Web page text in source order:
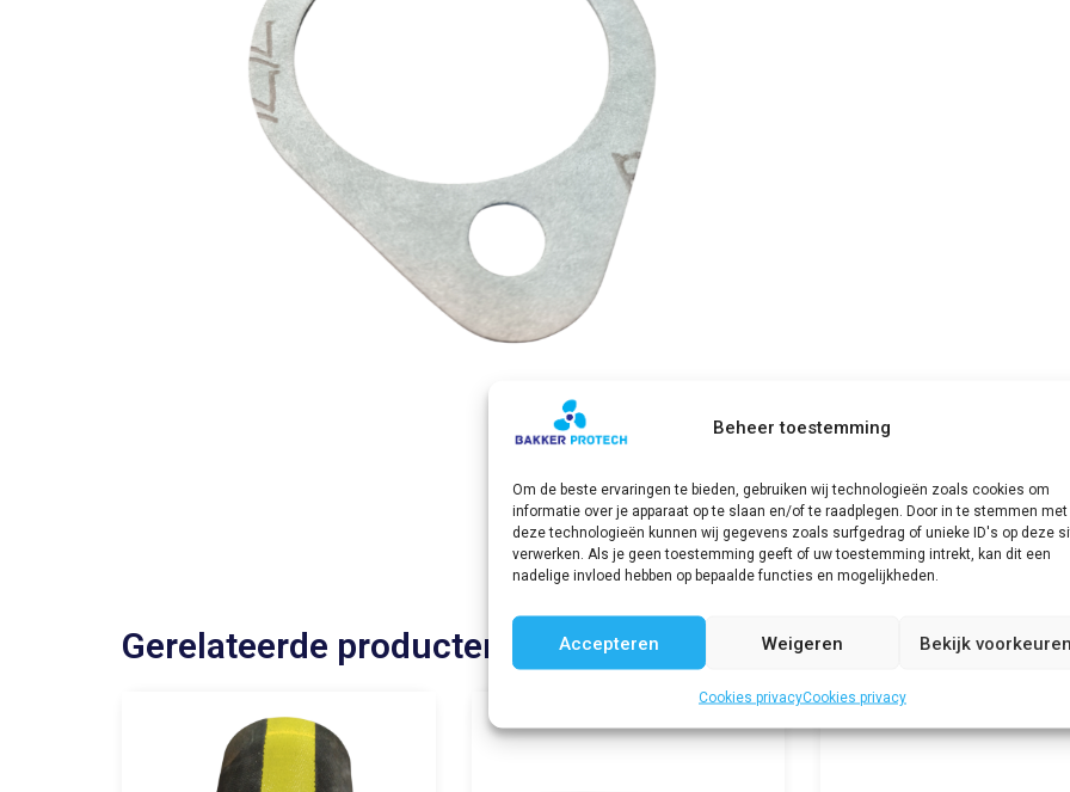
Beheer toestemming
Om de beste ervaringen te bieden, gebruiken wij technologieën zoals cookies om
informatie over je apparaat op te slaan en/of te raadplegen. Door in te stemmen met
deze technologieën kunnen wij gegevens zoals surfgedrag of unieke ID's op deze
verwerken. Als je geen toestemming geeft of uw toestemming intrekt, kan dit een
nadelige invloed hebben op bepaalde functies en mogelijkheden.
Accepteren Weigeren Bekijk
Cookies privacyCookies privacy
Gerelateerde producten